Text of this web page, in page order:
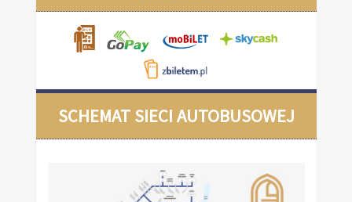
SCHEMAT SIECI AUTOBUSOWEJ